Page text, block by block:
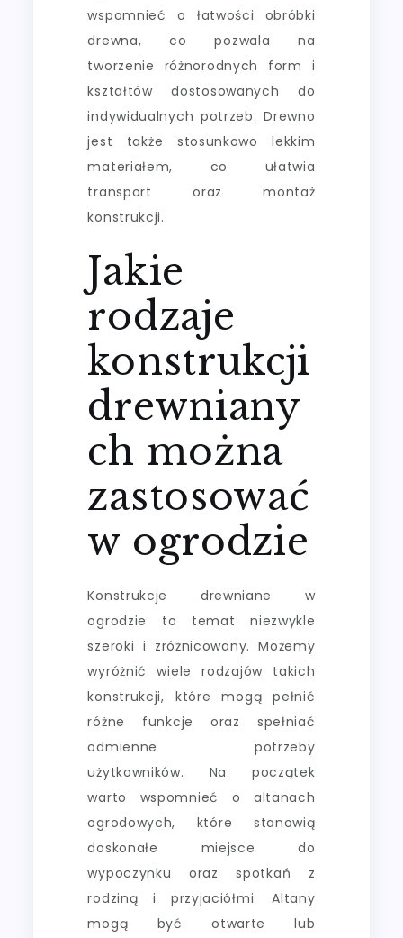
wspomnieć o łatwości obróbki
drewna, co pozwala na
tworzenie różnorodnych form i
kształtów dostosowanych do
indywidualnych potrzeb. Drewno
jest także stosunkowo lekkim
materiałem, co ułatwia
transport oraz montaż
konstrukcji.
Jakie
rodzaje
konstrukcji
drewniany
ch można
zastosować
w ogrodzie
Konstrukcje drewniane w
ogrodzie to temat niezwykle
szeroki i zróżnicowany. Możemy
wyróżnić wiele rodzajów takich
konstrukcji, które mogą pełnić
różne funkcje oraz spełniać
odmienne potrzeby
użytkowników. Na początek
warto wspomnieć o altanach
ogrodowych, które stanowią
doskonałe miejsce do
wypoczynku oraz spotkań z
rodziną i przyjaciółmi. Altany
mogą być otwarte lub